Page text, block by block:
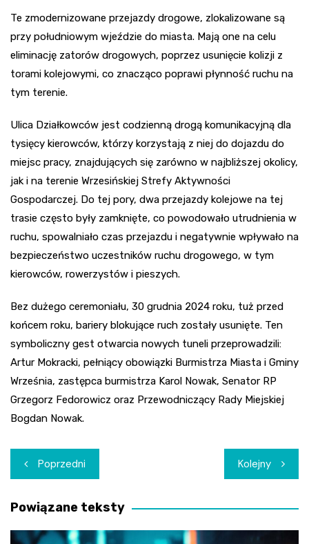
Te zmodernizowane przejazdy drogowe, zlokalizowane są
przy południowym wjeździe do miasta. Mają one na celu
eliminację zatorów drogowych, poprzez usunięcie kolizji z
torami kolejowymi, co znacząco poprawi płynność ruchu na
tym terenie.
Ulica Działkowców jest codzienną drogą komunikacyjną dla
tysięcy kierowców, którzy korzystają z niej do dojazdu do
miejsc pracy, znajdujących się zarówno w najbliższej okolicy,
jak i na terenie Wrzesińskiej Strefy Aktywności
Gospodarczej. Do tej pory, dwa przejazdy kolejowe na tej
trasie często były zamknięte, co powodowało utrudnienia w
ruchu, spowalniało czas przejazdu i negatywnie wpływało na
bezpieczeństwo uczestników ruchu drogowego, w tym
kierowców, rowerzystów i pieszych.
Bez dużego ceremoniału, 30 grudnia 2024 roku, tuż przed
końcem roku, bariery blokujące ruch zostały usunięte. Ten
symboliczny gest otwarcia nowych tuneli przeprowadzili:
Artur Mokracki, pełniący obowiązki Burmistrza Miasta i Gminy
Września, zastępca burmistrza Karol Nowak, Senator RP
Grzegorz Fedorowicz oraz Przewodniczący Rady Miejskiej
Bogdan Nowak.
Nawigacja
wpisu
Poprzedni Kolejny
Powiązane teksty